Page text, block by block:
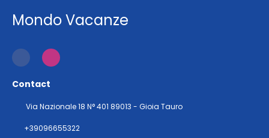
Mondo Vacanze
Contact
Via Nazionale 18 N° 401 89013 - Gioia Tauro
+39096655322